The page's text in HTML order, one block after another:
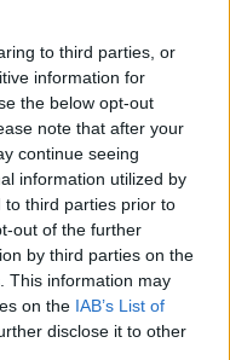
to third parties, or
information for
the below opt-out
note that after your
continue seeing
information utilized by
to third parties prior to
out of the further
by third parties on the
This information may
on the IAB’s List of
disclose it to other
się czy warto
i pacjenta
wyniki
liczba strasznie
, słabiej